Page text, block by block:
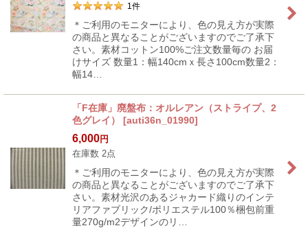
1件
＊ご利用のモニターにより、色の見え方が実際
の商品と異なることがございますのでご了承下
さい。素材コットン100%ご注文数量毎の お届
けサイズ 数量1：幅140cmｘ長さ100cm数量2：
幅14…
「F在庫」廃盤布：オルレアン（ストライプ、2
色グレイ）
[auti36n_01990]
6,000円
在庫数 2点
＊ご利用のモニターにより、色の見え方が実際
の商品と異なることがございますのでご了承下
さい。素材光沢のあるジャカード織りのインテ
リアファブリック/ポリエステル100％梱包前重
量270g/m2デザインのリ…